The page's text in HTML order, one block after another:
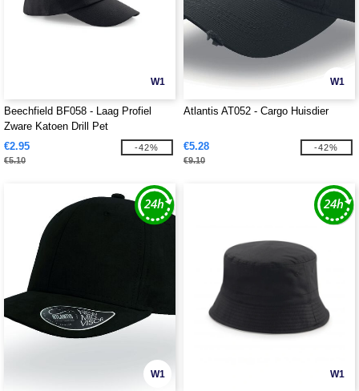
W1
Beechfield BF058 - Laag Profiel
Zware Katoen Drill Pet
€2.95
€5.10
-42%
W1
Atlantis AT052 - Cargo Huisdier
€5.28
€9.10
-42%
W1 W1